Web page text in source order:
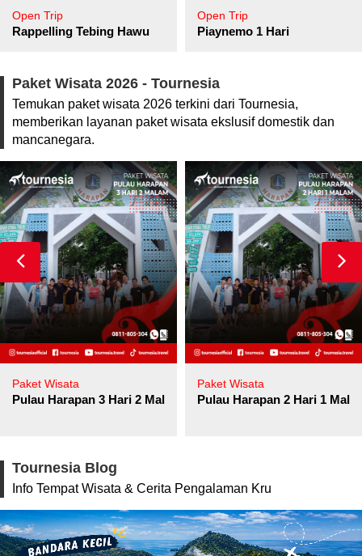
Open Trip
Rappelling Tebing Hawu
Open Trip
Piaynemo 1 Hari
Paket Wisata 2026 - Tournesia
Temukan paket wisata 2026 terkini dari Tournesia,
memberikan layanan paket wisata ekslusif domestik dan
mancanegara.
Paket Wisata
Pulau Harapan 3 Hari 2 Malam
Paket Wisata
Pulau Harapan 2 Hari 1
Tournesia Blog
Info Tempat Wisata & Cerita Pengalaman Kru